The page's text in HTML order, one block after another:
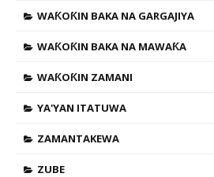
WAƘOƘIN BAKA NA GARGAJIYA
WAƘOƘIN BAKA NA MAWAƘA
WAƘOƘIN ZAMANI
YA'YAN ITATUWA
ZAMANTAKEWA
ZUBE